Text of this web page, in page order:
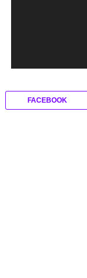
FACEBOOK